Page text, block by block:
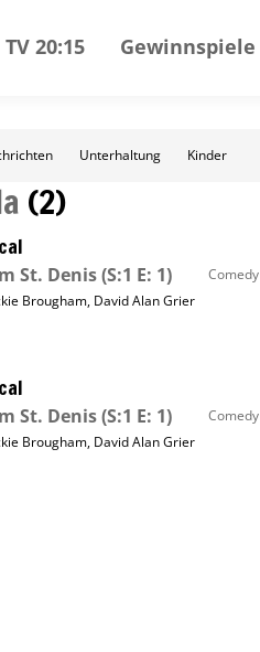
TV 20:15 Gewinnspiele
Unterhaltung Kinder
(2)
St. Denis(S:1 E: 1) Comedy
Brougham, David Alan Grier
St. Denis(S:1 E: 1) Comedy
Brougham, David Alan Grier